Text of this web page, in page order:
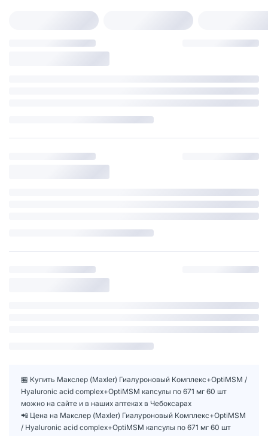
🏪 Купить Макслер (Maxler) Гиалуроновый Комплекс+OptiMSM /
Hyaluronic acid complex+OptiMSM капсулы по 671 мг 60 шт
можно на сайте и в наших аптеках в Чебоксарах
📲 Цена на Макслер (Maxler) Гиалуроновый Комплекс+OptiMSM
/ Hyaluronic acid complex+OptiMSM капсулы по 671 мг 60 шт